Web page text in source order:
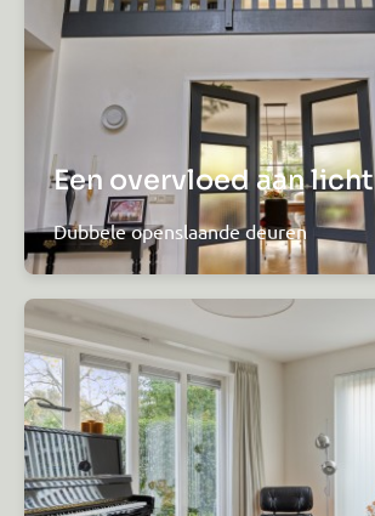
Een overvloed aan licht
Dubbele openslaande deuren